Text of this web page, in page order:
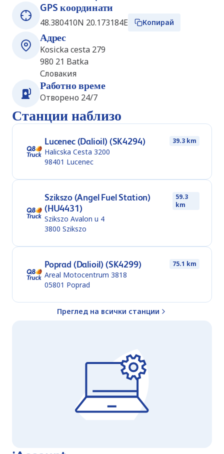
GPS координати
48.380410N 20.173184E
Копирай
Адрес
Kosicka cesta 279
980 21 Batka
Словакия
Работно време
Отворено 24/7
Станции наблизо
Lucenec (Dalioil) (SK4294) 39.3 km
Halicska Cesta 3200
98401 Lucenec
Szikszo (Angel Fuel Station)
(HU4431)
59.3
km
Szikszo Avalon u 4
3800 Szikszo
Poprad (Dalioil) (SK4299) 75.1 km
Areal Motocentrum 3818
05801 Poprad
Преглед на всички станции